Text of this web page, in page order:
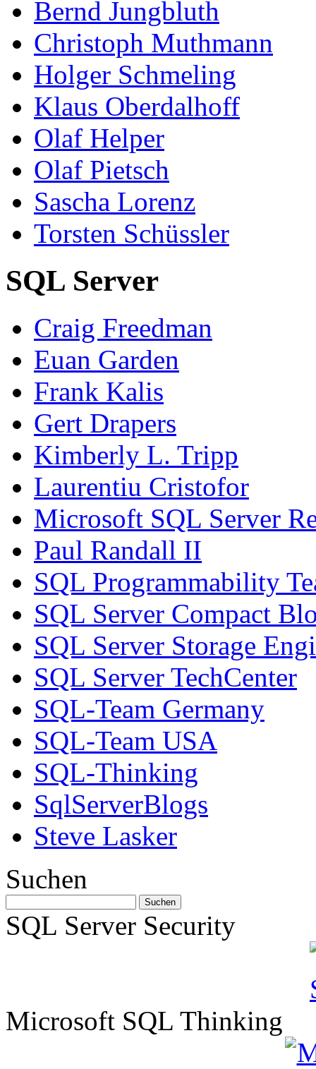
Bernd Jungbluth
Christoph Muthmann
Holger Schmeling
Klaus Oberdalhoff
Olaf Helper
Olaf Pietsch
Sascha Lorenz
Torsten Schüssler
SQL Server
Craig Freedman
Euan Garden
Frank Kalis
Gert Drapers
Kimberly L. Tripp
Laurentiu Cristofor
Microsoft SQL Server
Paul Randall II
SQL Programmability
SQL Server Compact
SQL Server Storage
SQL Server TechCenter
SQL-Team Germany
SQL-Team USA
SQL-Thinking
SqlServerBlogs
Steve Lasker
Suchen
SQL Server Security
Microsoft SQL Thinking